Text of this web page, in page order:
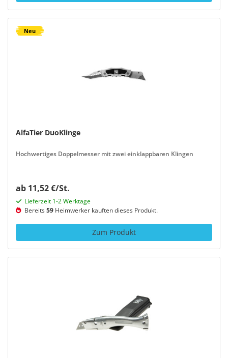
Neu
AlfaTier DuoKlinge
Hochwertiges Doppelmesser mit zwei einklappbaren Klingen
ab 11,52 €/St.
Lieferzeit 1-2 Werktage
Bereits59 Heimwerker kauften dieses Produkt.
Zum Produkt